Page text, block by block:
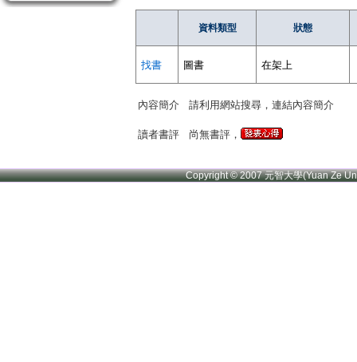
資料類型 狀態
找書 圖書 在架上
內容簡介 請利用網站搜尋，連結內容簡介
讀者書評 尚無書評，
Copyright © 2007 元智大學(Yuan Ze